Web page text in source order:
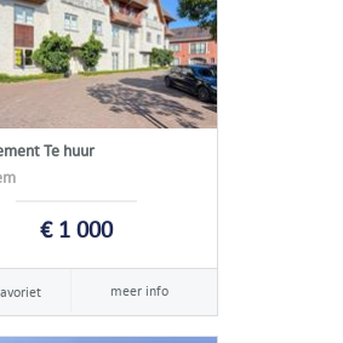
Te huur
€ 1 000
meer info